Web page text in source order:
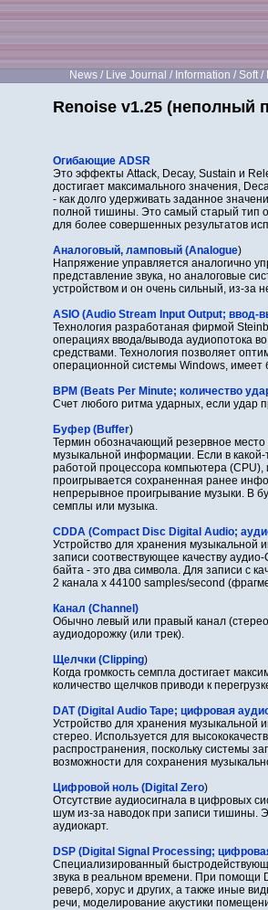
News / Live Journal / Information / Soft /
Renoise v1.25 (неполный
Огибающие ADSR
Это эффекты Attack, Decay, Sustain и
достигает максимального значения,
- как долго удерживать заданное
полной тишины. Это самый старый тип
для более совершенных результатов
Аналоговый, ламповый (Analogue)
Напряжение управляется аналогично
представление звука, но аналоговые
устройством и он очень сильный, из-за
ASIO (Audio Stream Input Output; ввод-
Технология разработаная фирмой
операциях ввода/вывода аудиопотока
средствами. Технология позволяет
операционной системы Windows,
BPM (Beats Per Minute; количество
Счет любого ритма ударных, если удар
Буфер (Buffer)
Термин обозначающий резервное
музыкальной информации. Если в
работой процессора компьютера
проигрывается сохраненная ранее
непрерывное проигрывание музыки. В
семплы или музыка.
CDDA (Compact Disc Digital Audio;
Устройство для хранения музыкальной
записи соотвествующее качеству
байта - это два символа. Для записи с
2 канала x 44100 samples/second
Канал (Channel)
Обычно левый или правый канал
аудиодорожку (или трек).
Щелчки (Clipping)
Когда громкость семпла достигает
количество щелчков приводи к
DAT (Digital Audio Tape; цифровая
Устройство для хранения музыкальной
стерео. Используется для
распространения, поскольку системы
возможности для сохранения
Цифровой ноль (Digital Zero)
Отсутствие аудиосигнала в цифровых
шум из-за наводок при записи тишины.
аудиокарт.
DSP (Digital Signal Processing;
Специализиpованный
звука в pеальном вpемени. Пpи помощи
реверб, хорус и дpугих, а также иные
pечи, моделиpование акустики